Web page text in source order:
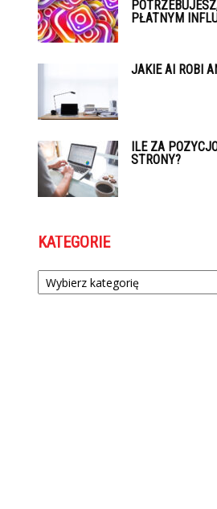
PŁATNYM
JAKIE AI ROBI
ILE ZA
STRONY?
KATEGORIE
Kategorie